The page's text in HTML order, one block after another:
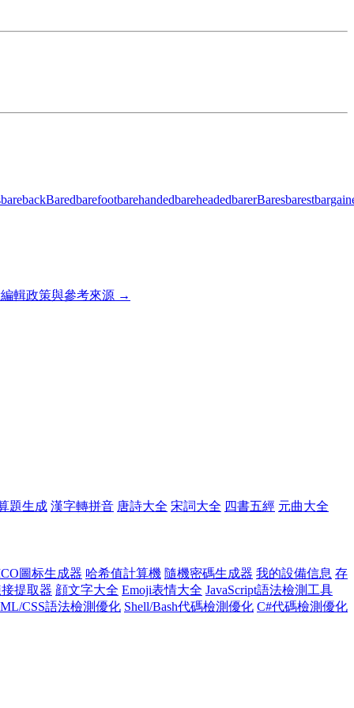
barebackBaredbarefootbarehandedbareheadedbarerBaresbarest
輯政策與參考來源 →
題生成 漢字轉拼音 唐詩大全 宋詞大全 四書五經 元曲大全
圖标生成器 哈希值計算機 隨機密碼生成器 我的設備信息 存
提取器 顔文字大全 Emoji表情大全 JavaScript語法檢測工具
CSS語法檢測優化 Shell/Bash代碼檢測優化 C#代碼檢測優化